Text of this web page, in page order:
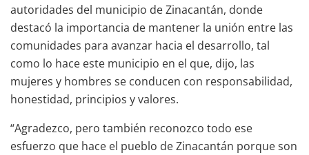
autoridades del municipio de Zinacantán, donde
destacó la importancia de mantener la unión entre las
comunidades para avanzar hacia el desarrollo, tal
como lo hace este municipio en el que, dijo, las
mujeres y hombres se conducen con responsabilidad,
honestidad, principios y valores.
“Agradezco, pero también reconozco todo ese
esfuerzo que hace el pueblo de Zinacantán porque son